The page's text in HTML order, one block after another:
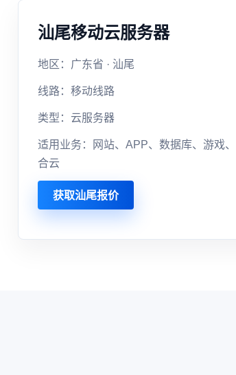
汕尾移动云服务器
地区：广东省 · 汕尾
线路：移动线路
类型：云服务器
适用业务：网站、APP、数据库、游戏
合云
获取汕尾报价